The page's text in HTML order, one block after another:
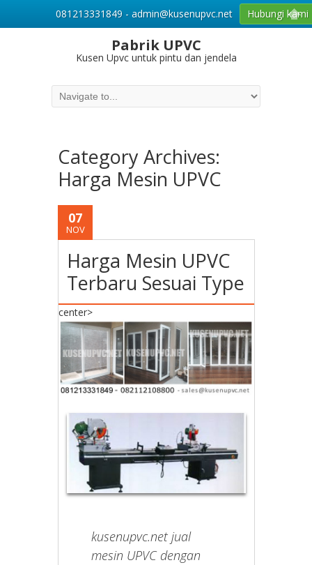
Pabrik UPVC
Kusen Upvc untuk pintu dan jendela
Category Archives:
Harga Mesin UPVC
07
NOV
Harga Mesin UPVC
Terbaru Sesuai Type
center>
kusenupvc.net jual
mesin UPVC dengan
081213331849 - admin@kusenupvc.net Hubungi kami